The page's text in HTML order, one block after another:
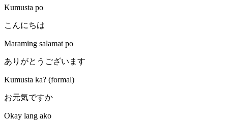
Kumusta po
こんにちは
Maraming salamat po
ありがとうございます
Kumusta ka? (formal)
お元気ですか
Okay lang ako